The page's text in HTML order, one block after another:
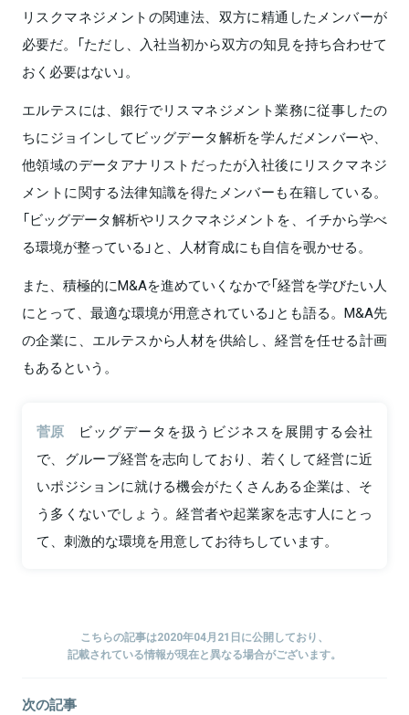
リスクマネジメントの関連法、双方に精通したメンバーが
必要だ。「ただし、入社当初から双方の知見を持ち合わせて
おく必要はない」。
エルテスには、銀行でリスマネジメント業務に従事したの
ちにジョインしてビッグデータ解析を学んだメンバーや、
他領域のデータアナリストだったが入社後にリスクマネジ
メントに関する法律知識を得たメンバーも在籍している。
「ビッグデータ解析やリスクマネジメントを、イチから学べ
る環境が整っている」と、人材育成にも自信を覗かせる。
また、積極的にM&Aを進めていくなかで「経営を学びたい人
にとって、最適な環境が用意されている」とも語る。M&A先
の企業に、エルテスから人材を供給し、経営を任せる計画
もあるという。
菅原
ビッグデータを扱うビジネスを展開する会社
で、グループ経営を志向しており、若くして経営に近
いポジションに就ける機会がたくさんある企業は、そ
う多くないでしょう。経営者や起業家を志す人にとっ
て、刺激的な環境を用意してお待ちしています。
こちらの記事は2020年04月21日に公開しており、
記載されている情報が現在と異なる場合がございます。
次の記事